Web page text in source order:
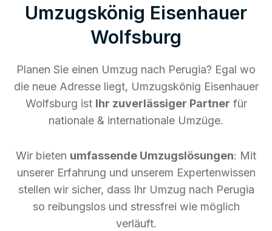
Umzugskönig Eisenhauer
Wolfsburg
Planen Sie einen Umzug nach Perugia? Egal wo
die neue Adresse liegt, Umzugskönig Eisenhauer
Wolfsburg ist Ihr zuverlässiger Partner für
nationale & internationale Umzüge.
Wir bieten umfassende Umzugslösungen: Mit
unserer Erfahrung und unserem Expertenwissen
stellen wir sicher, dass Ihr Umzug nach Perugia
so reibungslos und stressfrei wie möglich
verläuft.